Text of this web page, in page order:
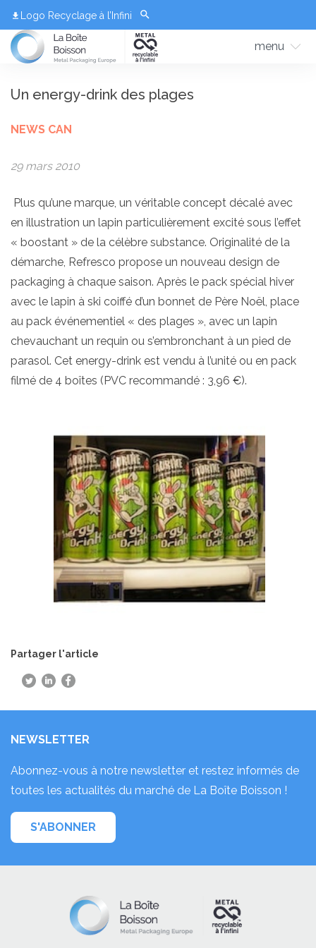
Logo Recyclage à l’Infini
menu
Un energy-drink des plages
NEWS CAN
29 mars 2010
Plus qu’une marque, un véritable concept décalé avec
en illustration un lapin particulièrement excité sous l’effet
« boostant » de la célèbre substance. Originalité de la
démarche, Refresco propose un nouveau design de
packaging à chaque saison. Après le pack spécial hiver
avec le lapin à ski coiffé d’un bonnet de Père Noël, place
au pack événementiel « des plages », avec un lapin
chevauchant un requin ou s’embronchant à un pied de
parasol. Cet energy-drink est vendu à l’unité ou en pack
filmé de 4 boîtes (PVC recommandé : 3,96 €).
Partager l'article
NEWSLETTER
Abonnez-vous à notre newsletter et restez informés de
toutes les actualités du marché de La Boîte Boisson !
S'ABONNER